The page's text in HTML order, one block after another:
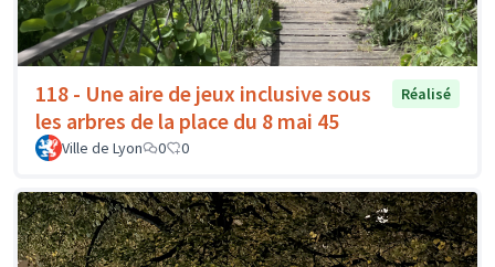
118 - Une aire de jeux inclusive sous
les arbres de la place du 8 mai 45
Réalisé
Ville de Lyon 0 0